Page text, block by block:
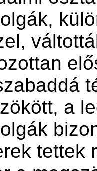
a
tettek